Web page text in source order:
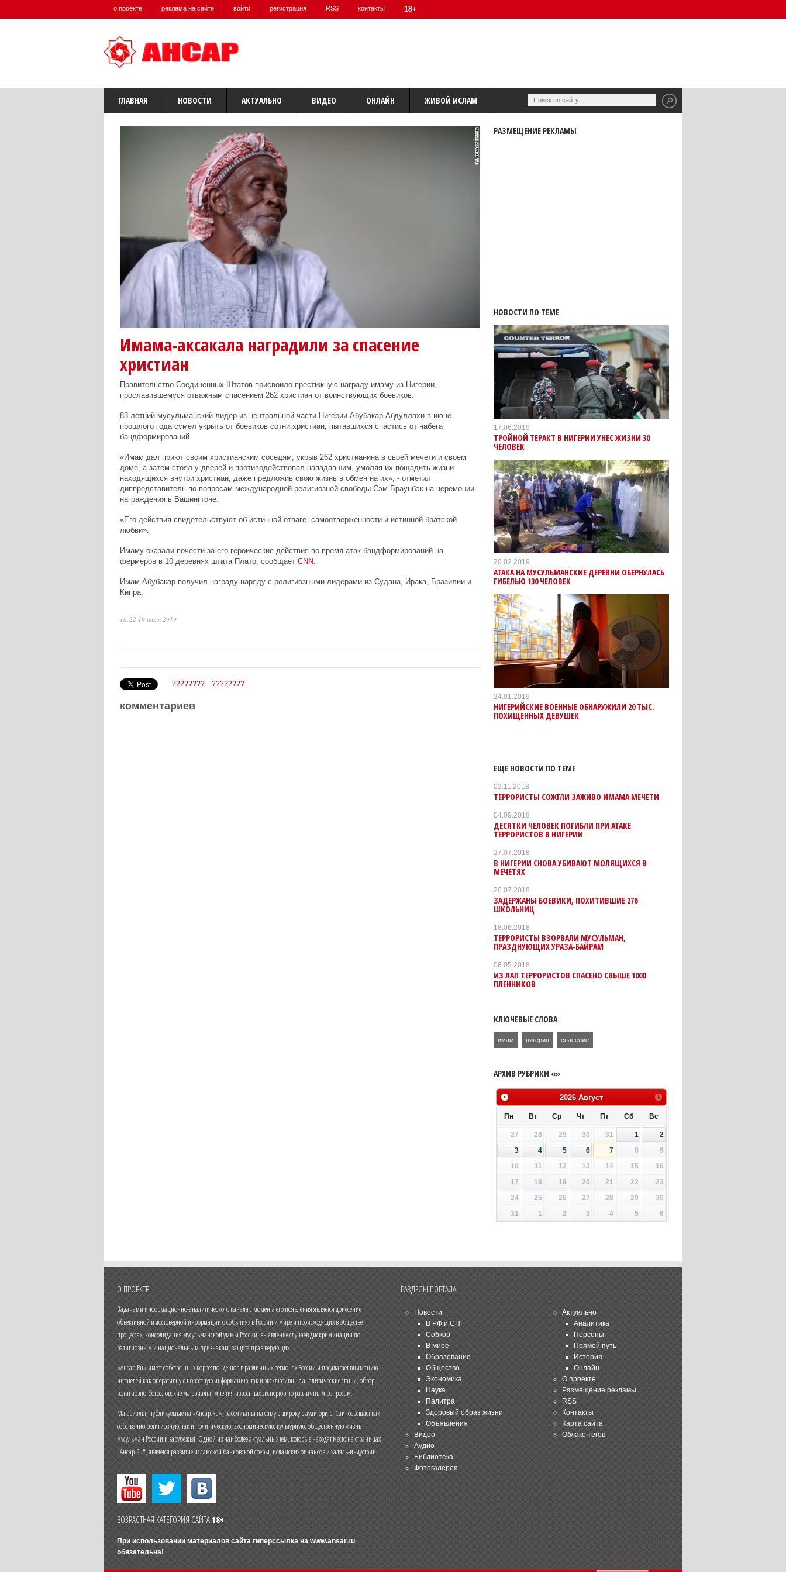
о проекте реклама на сайте войти регистрация RSS контакты 18+
ГЛАВНАЯ НОВОСТИ АКТУАЛЬНО ВИДЕО ОНЛАЙН ЖИВОЙ ИСЛАМ
Имама-аксакала наградили за спасение
христиан
Правительство Соединенных Штатов присвоило престижную награду имаму из Нигерии,
прославившемуся отважным спасением 262 христиан от воинствующих боевиков.
83-летний мусульманский лидер из центральной части Нигерии Абубакар Абдуллахи в июне
прошлого года сумел укрыть от боевиков сотни христиан, пытавшихся спастись от набега
бандформирований.
«Имам дал приют своим христианским соседям, укрыв 262 христианина в своей мечети и своем
доме, а затем стоял у дверей и противодействовал нападавшим, умоляя их пощадить жизни
находящихся внутри христиан, даже предложив свою жизнь в обмен на их», - отметил
диппредставитель по вопросам международной религиозной свободы Сэм Браунбэк на церемонии
награждения в Вашингтоне.
«Его действия свидетельствуют об истинной отваге, самоотверженности и истинной братской
любви».
Имаму оказали почести за его героические действия во время атак бандформирований на
фермеров в 10 деревнях штата Плато, сообщает CNN
Имам Абубакар получил награду наряду с религиозными лидерами из Судана, Ирака, Бразилии и
Кипра.
16:22 19 июля 2019
???????? ????????
комментариев
РАЗМЕЩЕНИЕ РЕКЛАМЫ
НОВОСТИ ПО ТЕМЕ
17.06.2019
ТРОЙНОЙ ТЕРАКТ В НИГЕРИИ УНЕС ЖИЗНИ 30
ЧЕЛОВЕК
20.02.2019
АТАКА НА МУСУЛЬМАНСКИЕ ДЕРЕВНИ ОБЕРНУЛАСЬ
ГИБЕЛЬЮ 130 ЧЕЛОВЕК
24.01.2019
НИГЕРИЙСКИЕ ВОЕННЫЕ ОБНАРУЖИЛИ 20 ТЫС.
ПОХИЩЕННЫХ ДЕВУШЕК
ЕЩЕ НОВОСТИ ПО ТЕМЕ
02.11.2018
ТЕРРОРИСТЫ СОЖГЛИ ЗАЖИВО ИМАМА МЕЧЕТИ
04.09.2018
ДЕСЯТКИ ЧЕЛОВЕК ПОГИБЛИ ПРИ АТАКЕ
ТЕРРОРИСТОВ В НИГЕРИИ
27.07.2018
В НИГЕРИИ СНОВА УБИВАЮТ МОЛЯЩИХСЯ В
МЕЧЕТЯХ
20.07.2018
ЗАДЕРЖАНЫ БОЕВИКИ, ПОХИТИВШИЕ 276
ШКОЛЬНИЦ
18.06.2018
ТЕРРОРИСТЫ ВЗОРВАЛИ МУСУЛЬМАН,
ПРАЗДНУЮЩИХ УРАЗА-БАЙРАМ
08.05.2018
ИЗ ЛАП ТЕРРОРИСТОВ СПАСЕНО СВЫШЕ 1000
ПЛЕННИКОВ
КЛЮЧЕВЫЕ СЛОВА
имам нигерия спасение
АРХИВ РУБРИКИ «»
2026 Август
Пн Вт Ср Чт Пт Сб Вс
27 28 29 30 31 1
2
3
4 5 6 7 8
9
10
11 12 13 14 15
16
17
18 19 20 21 22
23
24
25 26 27 28 29
30
31
1 2 3 4 5 6
О ПРОЕКТЕ
Задачами информационно-аналитического канала с момента его появления является донесение
объективной и достоверной информации о событиях в России и мире и происходящих в обществе
процессах, консолидация мусульманской уммы России, выявление случаев дискриминации по
религиозным и национальным признакам, защита прав верующих.
«Ансар.Ru» имеет собственных корреспондентов в различных регионах России и предлагает вниманию
читателей как оперативную новостную информацию, так и эксклюзивные аналитические статьи, обзоры,
религиозно-богословские материалы, мнения известных экспертов по различным вопросам.
Материалы, публикуемые на «Ансар.Ru», рассчитаны на самую широкую аудиторию. Сайт освещает как
собственно религиозную, так и политическую, экономическую, культурную, общественную жизнь
мусульман России и зарубежья. Одной из наиболее актуальных тем, которые находят место на страницах
"Ансар.Ru", является развитие исламской банковской сферы, исламских финансов и халяль-индустрии.
ВОЗРАСТНАЯ КАТЕГОРИЯ САЙТА18+
При использовании материалов сайта гиперссылка на www.ansar.ru
обязательна!
РАЗДЕЛЫ ПОРТАЛА
Новости
В РФ и СНГ
Собкор
В мире
Образование
Общество
Экономика
Наука
Палитра
Здоровый образ жизни
Объявления
Видео
Аудио
Библиотека
Фотогалерея
Актуально
Аналитика
Персоны
Прямой путь
История
Онлайн
О проекте
Размещение рекламы
RSS
Контакты
Карта сайта
Облако тегов